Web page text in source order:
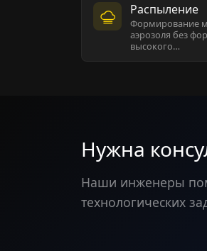
Распыление
Формирование
аэрозоля без
высокого…
Нужна
Наши инженеры
технологических